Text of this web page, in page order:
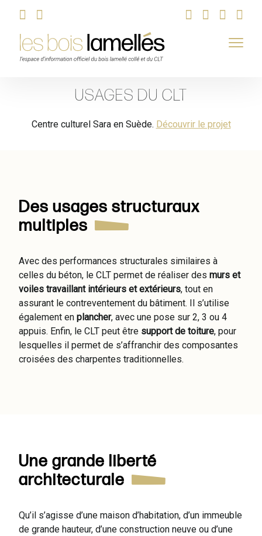
USAGES DU CLT
Centre culturel Sara en Suède. Découvrir le projet
Des usages structuraux
multiples
Avec des performances structurales similaires à
celles du béton, le CLT permet de réaliser des murs et
voiles travaillant intérieurs et extérieurs, tout en
assurant le contreventement du bâtiment. Il s’utilise
également en plancher, avec une pose sur 2, 3 ou 4
appuis. Enfin, le CLT peut être support de toiture, pour
lesquelles il permet de s’affranchir des composantes
croisées des charpentes traditionnelles.
Une grande liberté
architecturale
Qu’il s’agisse d’une maison d’habitation, d’un immeuble
de grande hauteur, d’une construction neuve ou d’une